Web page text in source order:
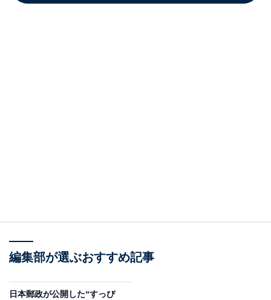
編集部が選ぶおすすめ記事
日本郵政が公開した“すっぴ